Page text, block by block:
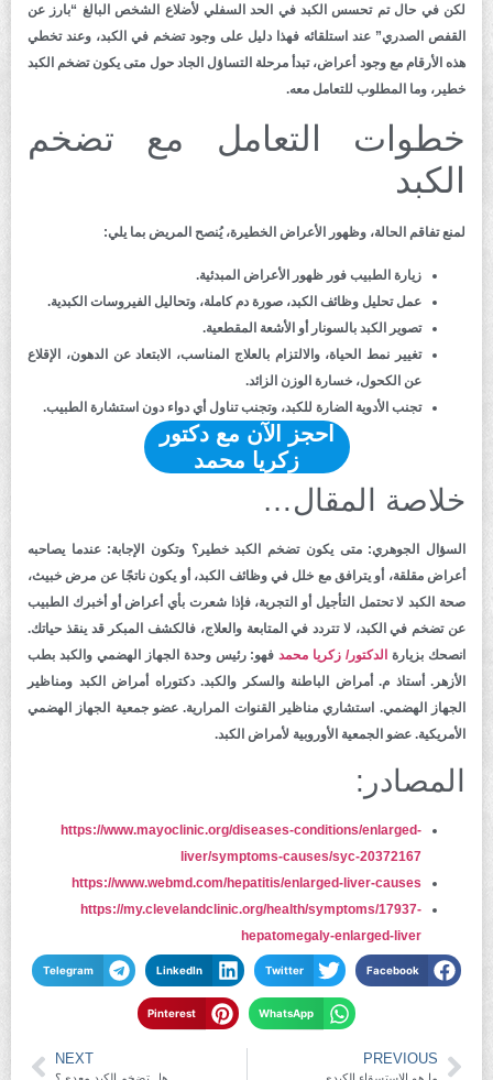
لكن في حال تم تحسس الكبد في الحد السفلي لأضلاع الشخص البالغ “بارز عن
القفص الصدري” عند استلقائه فهذا دليل على وجود تضخم في الكبد، وعند تخطي
هذه الأرقام مع وجود أعراض، تبدأ مرحلة التساؤل الجاد حول متى يكون تضخم الكبد
خطير، وما المطلوب للتعامل معه.
خطوات التعامل مع تضخم
الكبد
لمنع تفاقم الحالة، وظهور الأعراض الخطيرة، يُنصح المريض بما يلي:
زيارة الطبيب فور ظهور الأعراض المبدئية.
عمل تحليل وظائف الكبد، صورة دم كاملة، وتحاليل الفيروسات الكبدية.
تصوير الكبد بالسونار أو الأشعة المقطعية.
تغيير نمط الحياة، والالتزام بالعلاج المناسب، الابتعاد عن الدهون، الإقلاع
عن الكحول، خسارة الوزن الزائد.
تجنب الأدوية الضارة للكبد، وتجنب تناول أي دواء دون استشارة الطبيب.
احجز الآن مع دكتور
زكريا محمد
خلاصة المقال…
السؤال الجوهري: متى يكون تضخم الكبد خطير؟ وتكون الإجابة: عندما يصاحبه
أعراض مقلقة، أو يترافق مع خلل في وظائف الكبد، أو يكون ناتجًا عن مرض خبيث،
صحة الكبد لا تحتمل التأجيل أو التجربة، فإذا شعرت بأي أعراض أو أخبرك الطبيب
عن تضخم في الكبد، لا تتردد في المتابعة والعلاج، فالكشف المبكر قد ينقذ حياتك.
انصحك بزيارةالدكتور/ زكريا محمدفهو: رئيس وحدة الجهاز الهضمي والكبد بطب
الأزهر. أستاذ م. أمراض الباطنة والسكر والكبد. دكتوراه أمراض الكبد ومناظير
الجهاز الهضمي. استشاري مناظير القنوات المرارية. عضو جمعية الجهاز الهضمي
الأمريكية. عضو الجمعية الأوروبية لأمراض الكبد.
المصادر:
https://www.mayoclinic.org/diseases-conditions/enlarged-
liver/symptoms-causes/syc-20372167
https://www.webmd.com/hepatitis/enlarged-liver-causes
https://my.clevelandclinic.org/health/symptoms/17937-
hepatomegaly-enlarged-liver
Facebook
Twitter
LinkedIn
Telegram
WhatsApp
Pinterest
PREVIOUS
NEXT